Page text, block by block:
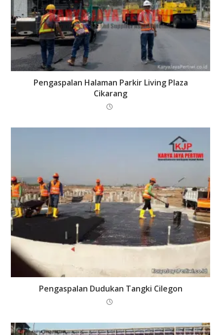
Pengaspalan Halaman Parkir Living Plaza
Cikarang
Pengaspalan Dudukan Tangki Cilegon